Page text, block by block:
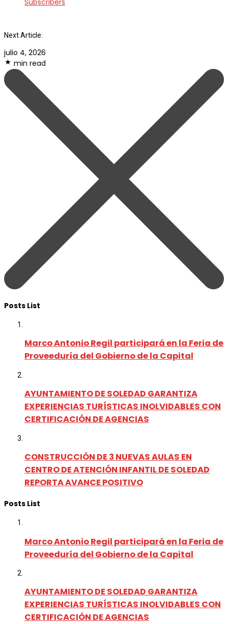
Next Article:
julio 4, 2026
min read
Posts List
Marco Antonio Regil participará en la Feria de
Proveeduría del Gobierno de la Capital
AYUNTAMIENTO DE SOLEDAD GARANTIZA
EXPERIENCIAS TURÍSTICAS INOLVIDABLES CON
CERTIFICACIÓN DE AGENCIAS
CONSTRUCCIÓN DE 3 NUEVAS AULAS EN
CENTRO DE ATENCIÓN INFANTIL DE SOLEDAD
REPORTA AVANCE POSITIVO
Posts List
Marco Antonio Regil participará en la Feria de
Proveeduría del Gobierno de la Capital
AYUNTAMIENTO DE SOLEDAD GARANTIZA
EXPERIENCIAS TURÍSTICAS INOLVIDABLES CON
CERTIFICACIÓN DE AGENCIAS